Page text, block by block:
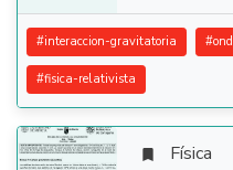
#interaccion-gravitatoria #
#fisica-relativista
 Física